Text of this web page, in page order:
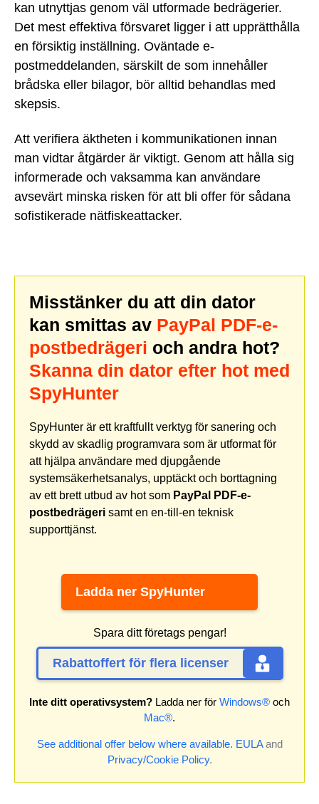
kan utnyttjas genom väl utformade bedrägerier.
Det mest effektiva försvaret ligger i att upprätthålla
en försiktig inställning. Oväntade e-
postmeddelanden, särskilt de som innehåller
brådska eller bilagor, bör alltid behandlas med
skepsis.
Att verifiera äktheten i kommunikationen innan
man vidtar åtgärder är viktigt. Genom att hålla sig
informerade och vaksamma kan användare
avsevärt minska risken för att bli offer för sådana
sofistikerade nätfiskeattacker.
Misstänker du att din dator
kan smittas av PayPal PDF-e-
postbedrägeri och andra hot?
Skanna din dator efter hot med
SpyHunter
SpyHunter är ett kraftfullt verktyg för sanering och
skydd av skadlig programvara som är utformat för
att hjälpa användare med djupgående
systemsäkerhetsanalys, upptäckt och borttagning
av ett brett utbud av hot som PayPal PDF-e-
postbedrägeri samt en en-till-en teknisk
supporttjänst.
Ladda ner SpyHunter
Spara ditt företags pengar!
Rabattoffert för flera licenser
Inte ditt operativsystem? Ladda ner för Windows® och
Mac®.
See additional offer below where available. EULAand
Privacy/Cookie Policy.